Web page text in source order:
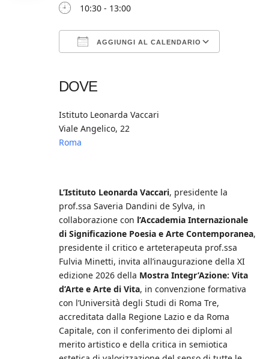
10:30 - 13:00
AGGIUNGI AL CALENDARIO
DOVE
Istituto Leonarda Vaccari
Viale Angelico, 22
Roma
L’Istituto Leonarda Vaccari, presidente la
prof.ssa Saveria Dandini de Sylva, in
collaborazione con l’Accademia Internazionale
di Significazione Poesia e Arte Contemporanea,
presidente il critico e arteterapeuta prof.ssa
Fulvia Minetti, invita all’inaugurazione della XI
edizione 2026 della Mostra Integr’Azione: Vita
d’Arte e Arte di Vita, in convenzione formativa
con l’Università degli Studi di Roma Tre,
accreditata dalla Regione Lazio e da Roma
Capitale, con il conferimento dei diplomi al
merito artistico e della critica in semiotica